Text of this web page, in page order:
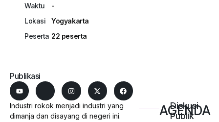
Industri rokok menjadi industri yang
dimanja dan disayang di negeri ini.
AGENDA
Diskusi
Publik
Waktu
Lokasi
Peserta
-
Yogyakarta
22 peserta
Publikasi